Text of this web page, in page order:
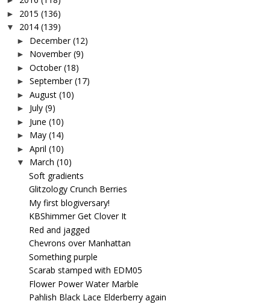
► 2015 (136)
▼ 2014 (139)
► December (12)
► November (9)
► October (18)
► September (17)
► August (10)
► July (9)
► June (10)
► May (14)
► April (10)
▼ March (10)
Soft gradients
Glitzology Crunch Berries
My first blogiversary!
KBShimmer Get Clover It
Red and jagged
Chevrons over Manhattan
Something purple
Scarab stamped with EDM05
Flower Power Water Marble
Pahlish Black Lace Elderberry again